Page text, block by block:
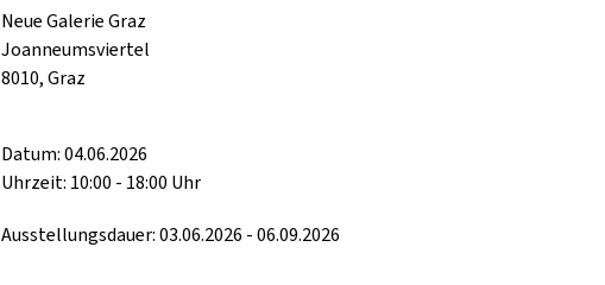
Neue Galerie Graz
Joanneumsviertel
8010, Graz
Datum: 04.06.2026
Uhrzeit: 10:00 - 18:00 Uhr
Ausstellungsdauer: 03.06.2026 - 06.09.2026